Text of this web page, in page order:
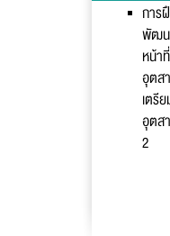
การ
พัฒน
หน้า
อุตส
เตรี
อุตส
2